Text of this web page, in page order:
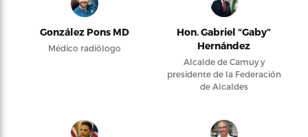
González Pons MD
Médico radiólogo
Hon. Gabriel “Gaby”
Hernández
Alcalde de Camuy y
presidente de la Federación
de Alcaldes